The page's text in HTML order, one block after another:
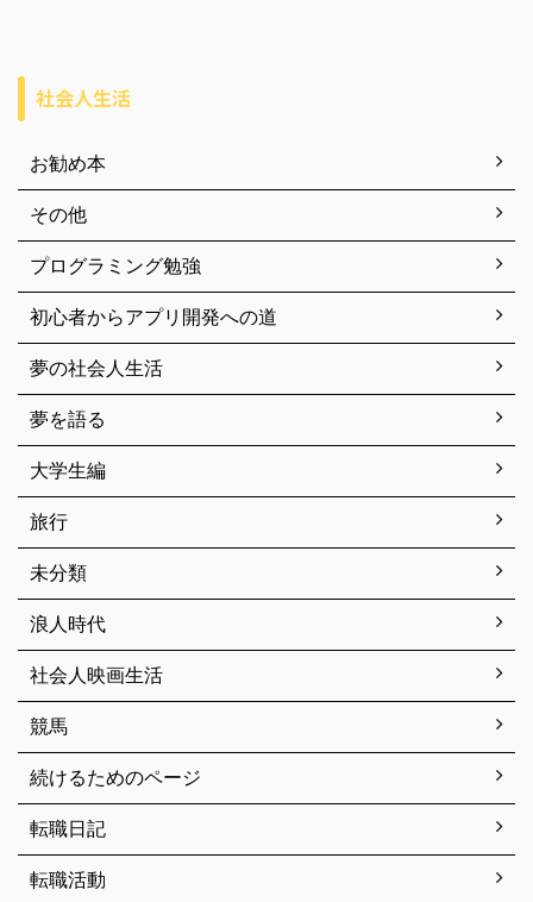
社会人生活
お勧め本
その他
プログラミング勉強
初心者からアプリ開発への道
夢の社会人生活
夢を語る
大学生編
旅行
未分類
浪人時代
社会人映画生活
競馬
続けるためのページ
転職日記
転職活動